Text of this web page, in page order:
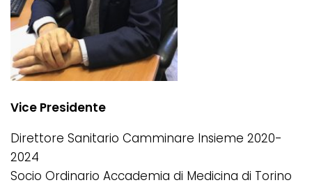
Vice Presidente
Direttore Sanitario Camminare Insieme 2020-
2024
Socio Ordinario Accademia di Medicina di Torino